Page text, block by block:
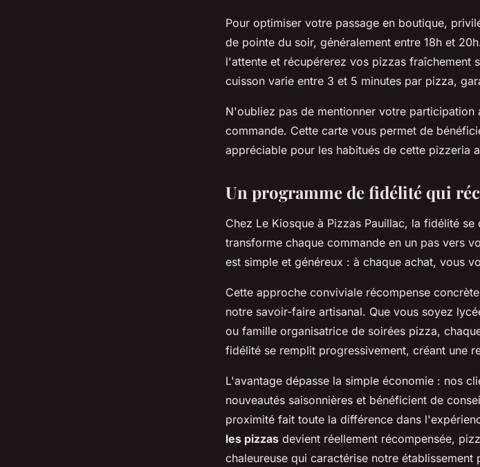
Pour optimiser votre passage en boutique,
de pointe du soir, généralement entre 18h et
l'attente et récupérerez vos pizzas fraîchement
cuisson varie entre 3 et 5 minutes par pizza,
N'oubliez pas de mentionner votre
commande. Cette carte vous permet de
appréciable pour les habitués de cette pizzeria
Un programme de fidélité qui
Chez Le Kiosque à Pizzas Pauillac, la fidélité
transforme chaque commande en un pas vers
est simple et généreux : à chaque achat, vous
Cette approche conviviale récompense
notre savoir-faire artisanal. Que vous soyez
ou famille organisatrice de soirées pizza,
fidélité se remplit progressivement, créant une
L'avantage dépasse la simple économie : nos
nouveautés saisonnières et bénéficient de
proximité fait toute la différence dans
les pizzas devient réellement récompensée,
chaleureuse qui caractérise notre établissement